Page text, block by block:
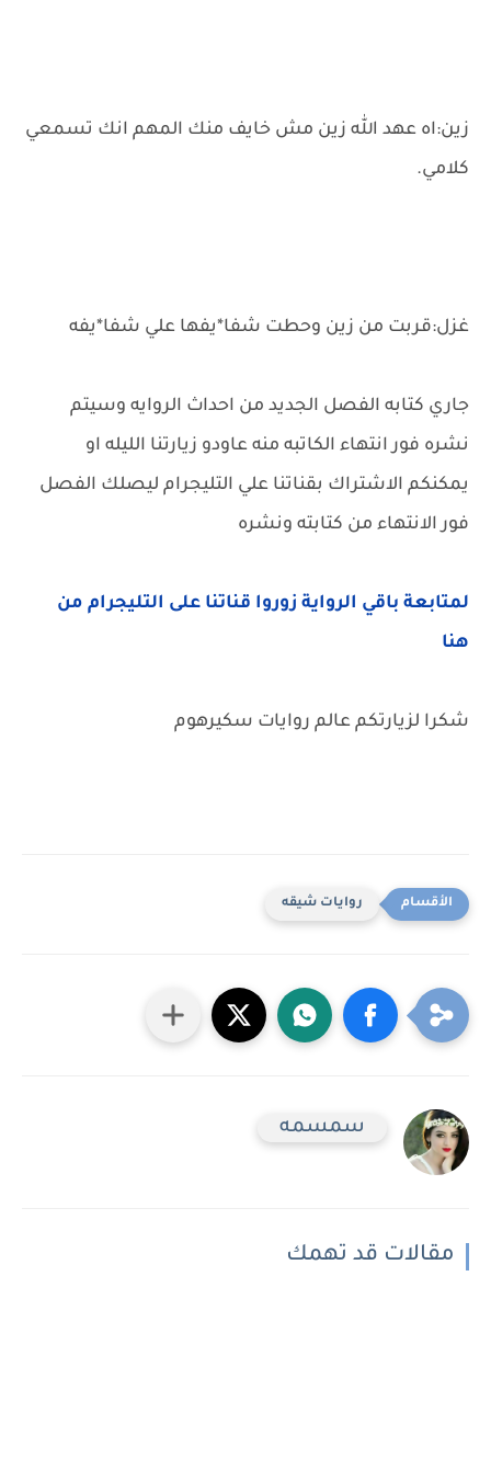
زين:اه عهد الله زين مش خايف منك المهم انك تسمعي
كلامي.
غزل:قربت من زين وحطت شفا*يفها علي شفا*يفه
جاري كتابه الفصل الجديد من احداث الروايه وسيتم
نشره فور انتهاء الكاتبه منه عاودو زيارتنا الليله او
يمكنكم الاشتراك بقناتنا علي التليجرام ليصلك الفصل
فور الانتهاء من كتابته ونشره
لمتابعة باقي الرواية زوروا قناتنا على التليجرام من
هنا
شكرا لزيارتكم عالم روايات سكيرهوم
روايات شيقه
سمسمه
مقالات قد تهمك